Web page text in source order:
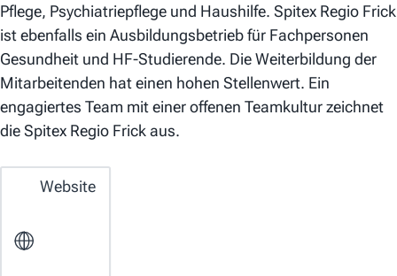
Pflege, Psychiatriepflege und Haushilfe. Spitex Regio Frick
ist ebenfalls ein Ausbildungsbetrieb für Fachpersonen
Gesundheit und HF-Studierende. Die Weiterbildung der
Mitarbeitenden hat einen hohen Stellenwert. Ein
engagiertes Team mit einer offenen Teamkultur zeichnet
die Spitex Regio Frick aus.
Website